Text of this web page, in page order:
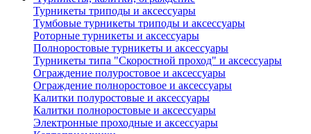
Турникеты триподы и аксессуары
Тумбовые турникеты триподы и аксессуары
Роторные турникеты и аксессуары
Полноростовые турникеты и аксессуары
Турникеты типа "Скоростной проход" и аксессуары
Ограждение полуростовое и аксессуары
Ограждение полноростовое и аксессуары
Калитки полуростовые и аксессуары
Калитки полноростовые и аксессуары
Электронные проходные и аксессуары